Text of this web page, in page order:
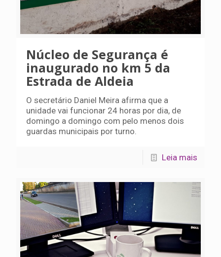
Núcleo de Segurança é
inaugurado no km 5 da
Estrada de Aldeia
O secretário Daniel Meira afirma que a
unidade vai funcionar 24 horas por dia, de
domingo a domingo com pelo menos dois
guardas municipais por turno.
Leia mais